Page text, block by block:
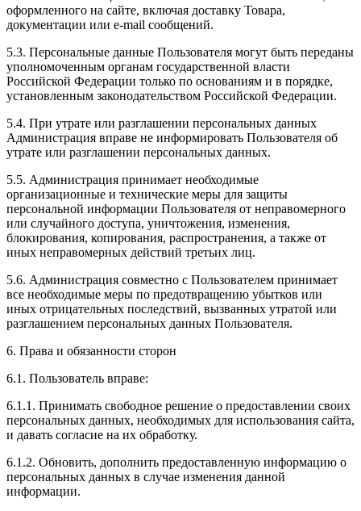
оформленного на сайте, включая доставку Товара,
документации или e-mail сообщений.
5.3. Персональные данные Пользователя могут быть переданы
уполномоченным органам государственной власти
Российской Федерации только по основаниям и в порядке,
установленным законодательством Российской Федерации.
5.4. При утрате или разглашении персональных данных
Администрация вправе не информировать Пользователя об
утрате или разглашении персональных данных.
5.5. Администрация принимает необходимые
организационные и технические меры для защиты
персональной информации Пользователя от неправомерного
или случайного доступа, уничтожения, изменения,
блокирования, копирования, распространения, а также от
иных неправомерных действий третьих лиц.
5.6. Администрация совместно с Пользователем принимает
все необходимые меры по предотвращению убытков или
иных отрицательных последствий, вызванных утратой или
разглашением персональных данных Пользователя.
6. Права и обязанности сторон
6.1. Пользователь вправе:
6.1.1. Принимать свободное решение о предоставлении своих
персональных данных, необходимых для использования сайта,
и давать согласие на их обработку.
6.1.2. Обновить, дополнить предоставленную информацию о
персональных данных в случае изменения данной
информации.